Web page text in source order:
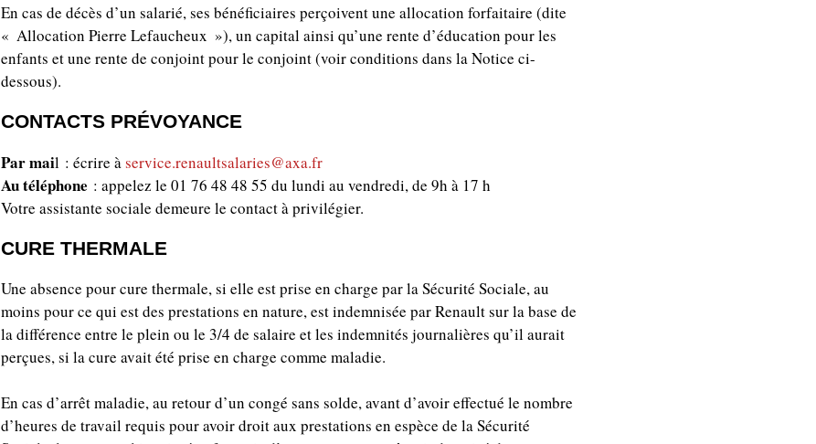
En cas de décès d’un salarié, ses bénéficiaires perçoivent une allocation forfaitaire (dite
« Allocation Pierre Lefaucheux »), un capital ainsi qu’une rente d’éducation pour les
enfants et une rente de conjoint pour le conjoint (voir conditions dans la Notice ci-
dessous).
CONTACTS PRÉVOYANCE
Par mail : écrire à service.renaultsalaries@axa.fr
Au téléphone : appelez le 01 76 48 48 55 du lundi au vendredi, de 9h à 17 h
Votre assistante sociale demeure le contact à privilégier.
CURE THERMALE
Une absence pour cure thermale, si elle est prise en charge par la Sécurité Sociale, au
moins pour ce qui est des prestations en nature, est indemnisée par Renault sur la base de
la différence entre le plein ou le 3/4 de salaire et les indemnités journalières qu’il aurait
perçues, si la cure avait été prise en charge comme maladie.
En cas d’arrêt maladie, au retour d’un congé sans solde, avant d’avoir effectué le nombre
d’heures de travail requis pour avoir droit aux prestations en espèce de la Sécurité